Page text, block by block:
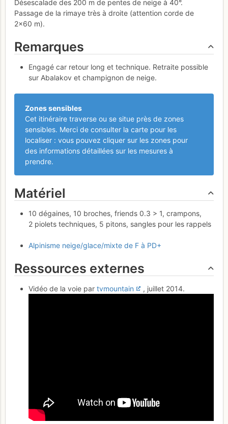
Désescalade des 200 m de pentes de neige à 40°.
Passage de la rimaye très à droite (attention corde de
2×60 m).
Remarques
Engagé car retour long et technique. Retraite possible
sur Abalakov et champignon de neige.
Zones sensibles
Cet itinéraire traverse ou se situe près de zones
sensibles. Merci de consulter la carte pour les
localiser : vous pouvez cliquer sur les zones pour
des informations détaillées sur les mesures à
prendre.
Matériel
10 dégaines, 10 broches, friends 0.3 > 1, crampons,
2 piolets techniques, 5 pitons, sangles pour les rappels
Alpinisme neige/glace/mixte de F à PD+
Ressources externes
Vidéo de la voie par tvmountain , juillet 2014.